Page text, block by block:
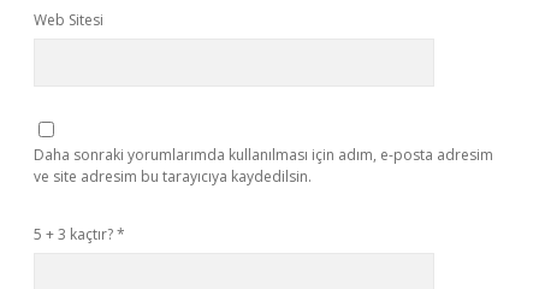
Web Sitesi
Daha sonraki yorumlarımda kullanılması için adım, e-posta adresim
ve site adresim bu tarayıcıya kaydedilsin.
5 + 3 kaçtır?*